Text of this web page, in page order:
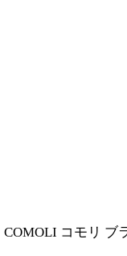
COMOLI コモリ ブ